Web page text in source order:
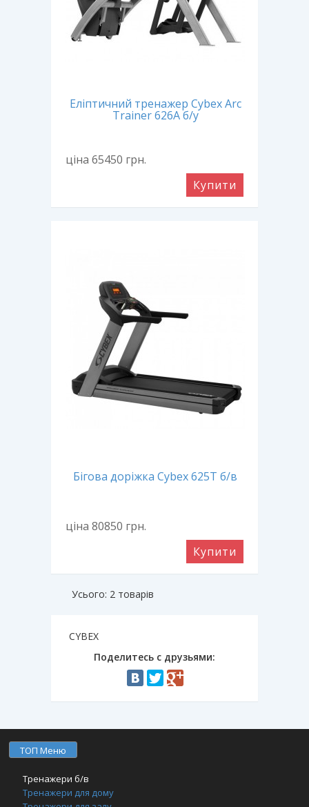
Еліптичний тренажер Cybex Arc
Trainer 626A б/у
ціна 65450 грн.
Купити
Бігова доріжка Cybex 625T б/в
ціна 80850 грн.
Купити
Усього: 2 товарів
CYBEX
Поделитесь с друзьями:
ТОП Меню
Тренажери б/в
Тренажери для дому